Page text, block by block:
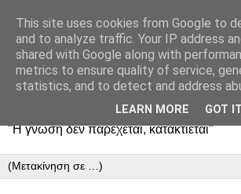
"Η γνώση δεν παρέχεται, κατακτιέται"
This site uses cookies from Google to
and to analyze traffic. Your IP address
shared with Google along with
metrics to ensure quality of service,
statistics, and to detect and address
LEARN MORE GOT IT